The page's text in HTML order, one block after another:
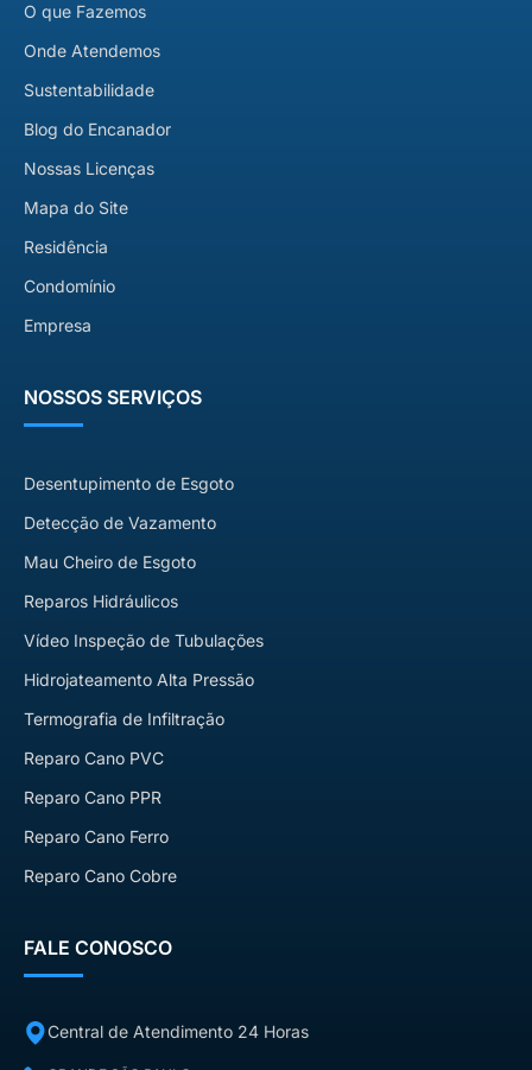
O que Fazemos
Onde Atendemos
Sustentabilidade
Blog do Encanador
Nossas Licenças
Mapa do Site
Residência
Condomínio
Empresa
NOSSOS SERVIÇOS
Desentupimento de Esgoto
Detecção de Vazamento
Mau Cheiro de Esgoto
Reparos Hidráulicos
Vídeo Inspeção de Tubulações
Hidrojateamento Alta Pressão
Termografia de Infiltração
Reparo Cano PVC
Reparo Cano PPR
Reparo Cano Ferro
Reparo Cano Cobre
FALE CONOSCO
Central de Atendimento 24 Horas